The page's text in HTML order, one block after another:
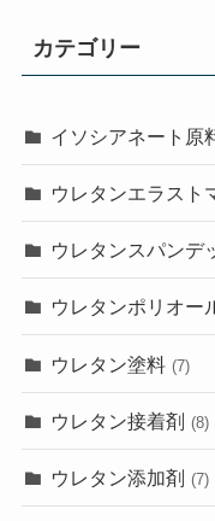
カテゴリー
イソシアネート原
ウレタンエラスト
ウレタンスパンデ
ウレタンポリオー
ウレタン塗料 (7)
ウレタン接着剤 (8)
ウレタン添加剤 (7)